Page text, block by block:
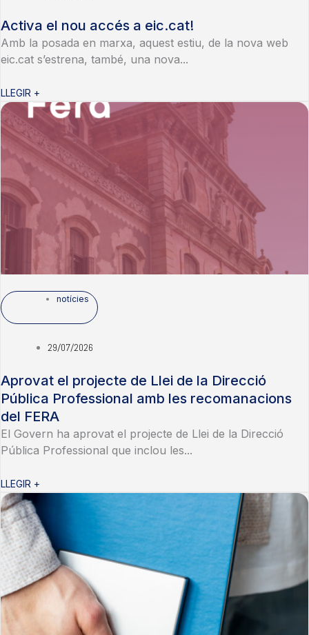
Activa el nou accés a eic.cat!
Amb la posada en marxa, aquest estiu, de la nova web
eic.cat s’estrena, també, una nova...
LLEGIR +
notícies
29/07/2026
Aprovat el projecte de Llei de la Direcció
Pública Professional amb les recomanacions
del FERA
El Govern ha aprovat el projecte de Llei de la Direcció
Pública Professional que inclou les...
LLEGIR +